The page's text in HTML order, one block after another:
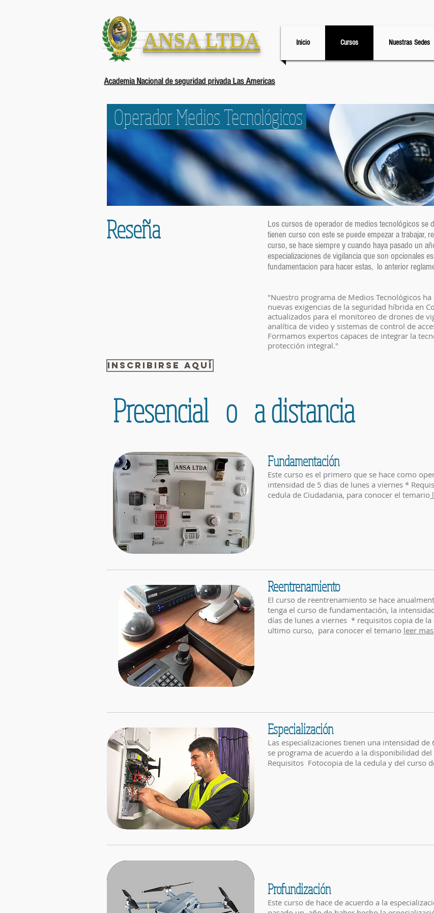
ANSA LTDA Inicio Cursos Nuestras Sedes
Academia Nacional de seguridad privada Las Americas
Operador Medios Tecnológicos
Reseña
INSCRIBIRSE AQUÍ
Los cursos de operador de medios tecnológicos
tienen curso con este se puede empezar a trabajar,
curso, se hace siempre y cuando haya pasado un
especializaciones de vigilancia que son opcionales
fundamentacion para hacer estas, lo anterior
"Nuestro programa de Medios Tecnológicos
nuevas exigencias de la seguridad híbrida en
actualizados para el monitoreo de drones de
analítica de video y sistemas de control de
Formamos expertos capaces de integrar la
protección integral."
Presencial o a distancia
Fundamentación
Este curso es el primero que se hace como
intensidad de 5 dias de lunes a viernes *
cedula de Ciudadania, para conocer el temario
Reentrenamiento
El curso de reentrenamiento se hace
tenga el curso de fundamentación, la
días de lunes a viernes * requisitos copia de la
ultimo curso, para conocer el temario leer
Especialización
Las especializaciones tienen una intensidad
se programa de acuerdo a la disponibilidad
Requisitos Fotocopia de la cedula y del curso
Profundización
Este curso de hace de acuerdo a la